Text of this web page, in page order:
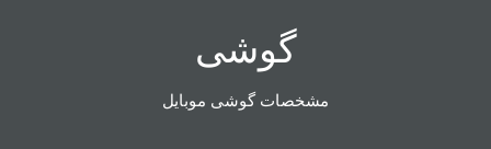
گوشی
مشخصات گوشی موبایل